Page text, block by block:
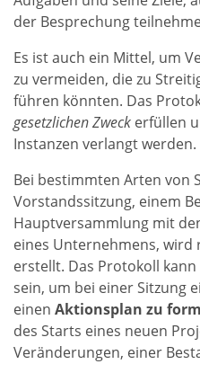
der Besprechung
Es ist auch ein Mittel, um
zu vermeiden, die zu
führen könnten. Das
gesetzlichen Zweck erfüllen
Instanzen verlangt werden.
Bei bestimmten Arten von
Vorstandssitzung, einem
Hauptversammlung mit
eines Unternehmens,
erstellt. Das Protokoll
sein, um bei einer Sitzung
einen Aktionsplan zu
des Starts eines neuen
Veränderungen, einer